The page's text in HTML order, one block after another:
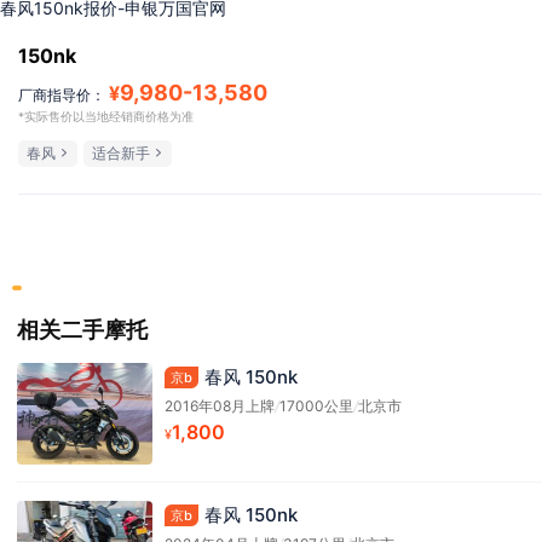
春风150nk报价-申银万国官网
150nk
厂商指导价： ¥9,980-13,580
*实际售价以当地经销商价格为准
春风 适合新手
相关二手摩托
京b 春风 150nk
2016年08月上牌/17000公里 /北京市
¥1,800
京b 春风 150nk